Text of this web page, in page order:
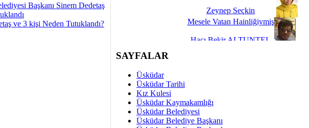
Başkanı Sinem Dedetaş
ve 3 kişi Neden Tutuklandı?
Zeynep Seçkin
Mesele Vatan Hainliğiymiş
Hacı Bekir ALTUNTEL
Dünya Fani, Ama Kısa Bir Süre De Olsa Burdayız
Savaş ŞENEL
Hukukun Adaleti Kalmadı Üstadım!
SAYFALAR
Üsküdar
Üsküdar Tarihi
Kız Kulesi
Üsküdar Kaymakamlığı
Üsküdar Belediyesi
Üsküdar Belediye Başkanı